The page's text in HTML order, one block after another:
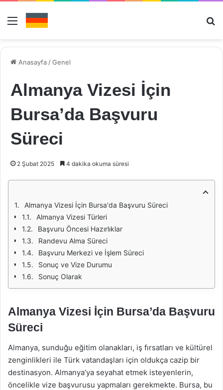
Menü
Anasayfa /Genel
Almanya Vizesi İçin
Bursa’da Başvuru
Süreci
2 Şubat 2025 4 dakika okuma süresi
Almanya Vizesi İçin Bursa'da Başvuru Süreci
Almanya Vizesi Türleri
Başvuru Öncesi Hazırlıklar
Randevu Alma Süreci
Başvuru Merkezi ve İşlem Süreci
Sonuç ve Vize Durumu
Sonuç Olarak
Almanya Vizesi İçin Bursa’da Başvuru
Süreci
Almanya, sunduğu eğitim olanakları, iş fırsatları ve kültürel
zenginlikleri ile Türk vatandaşları için oldukça cazip bir
destinasyon. Almanya’ya seyahat etmek isteyenlerin,
öncelikle vize başvurusu yapmaları gerekmekte. Bursa, bu